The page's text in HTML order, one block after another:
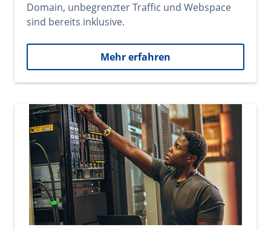
Domain, unbegrenzter Traffic und Webspace
sind bereits inklusive.
Mehr erfahren